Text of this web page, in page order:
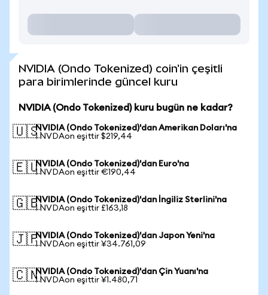
NVIDIA (Ondo Tokenized) coin'in çeşitli
para birimlerinde güncel kuru
NVIDIA (Ondo Tokenized) kuru bugün ne kadar?
🇺🇸NVIDIA (Ondo Tokenized)'dan Amerikan Doları'na
1 NVDAon eşittir $219,44
🇪🇺NVIDIA (Ondo Tokenized)'dan Euro'na
1 NVDAon eşittir €190,44
🇬🇧NVIDIA (Ondo Tokenized)'dan İngiliz Sterlini'na
1 NVDAon eşittir £163,18
🇯🇵NVIDIA (Ondo Tokenized)'dan Japon Yeni'na
1 NVDAon eşittir ¥34.761,09
🇨🇳NVIDIA (Ondo Tokenized)'dan Çin Yuanı'na
1 NVDAon eşittir ¥1.480,71